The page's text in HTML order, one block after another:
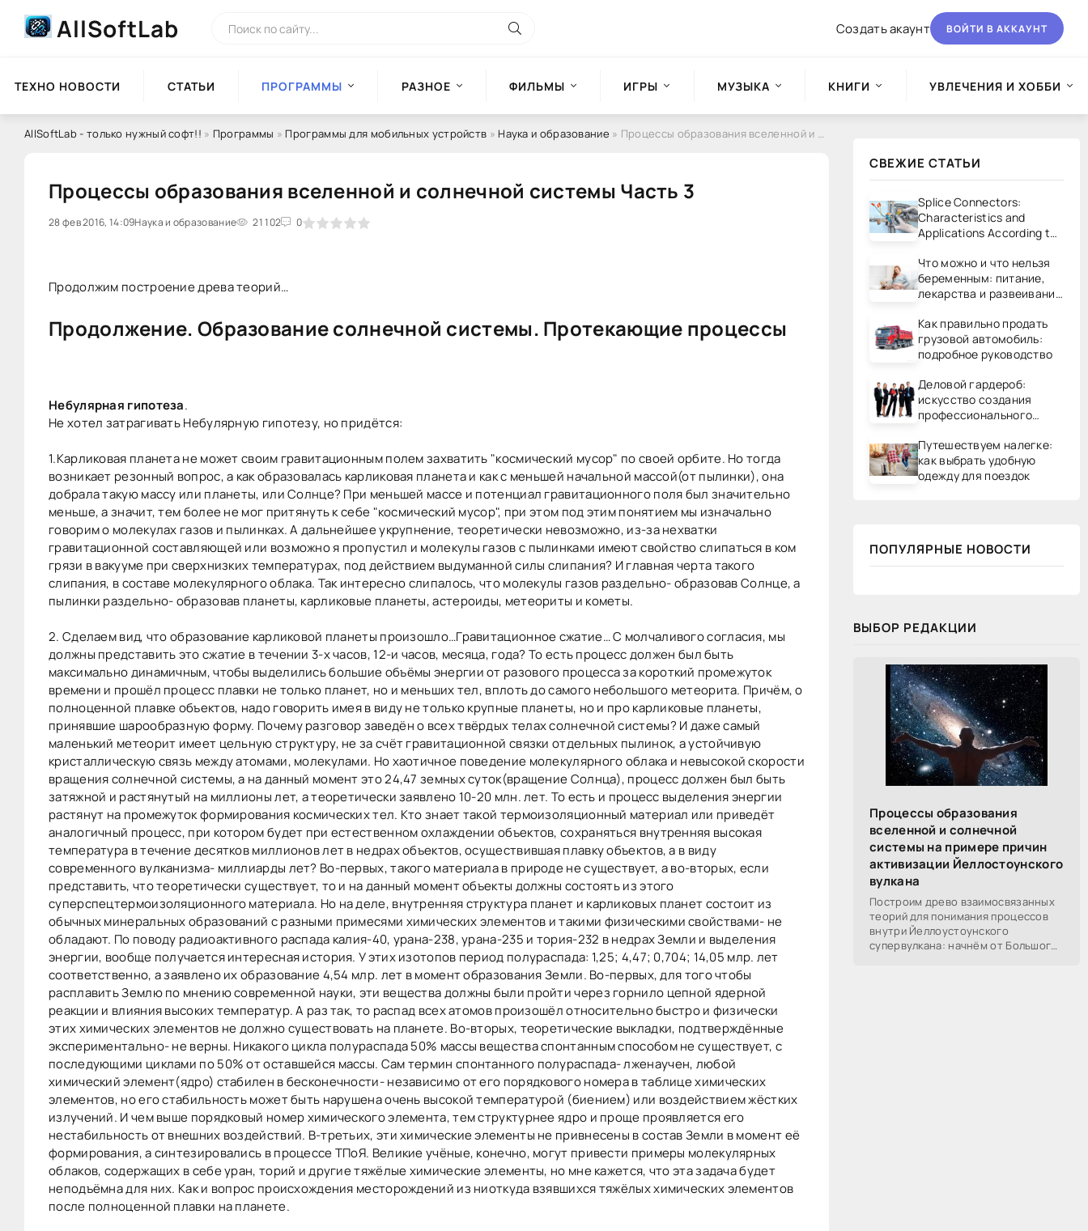
AllSoftLab Создать акаунт ВОЙТИ В АККАУНТ
ТЕХНО НОВОСТИ СТАТЬИ ПРОГРАММЫ РАЗНОЕ ФИЛЬМЫ ИГРЫ МУЗЫКА КНИГИ УВЛЕЧЕНИЯ И ХОББИ
AllSoftLab - только нужный софт!! » Программы » Программы для мобильных устройств » Наука и образование » Процессы образования вселенной и солнечной системы Часть 3
Процессы образования вселенной и солнечной системы Часть 3
28 фев 2016, 14:09Наука и образование 21 102 0
0 1 2 3 4 5
Продолжим построение древа теорий…
Продолжение. Образование солнечной системы. Протекающие процессы
Небулярная гипотеза.
Не хотел затрагивать Небулярную гипотезу, но придётся:
1.Карликовая планета не может своим гравитационным полем захватить "космический мусор" по своей орбите. Но тогда
возникает резонный вопрос, а как образовалась карликовая планета и как с меньшей начальной массой(от пылинки), она
добрала такую массу или планеты, или Солнце? При меньшей массе и потенциал гравитационного поля был значительно
меньше, а значит, тем более не мог притянуть к себе "космический мусор", при этом под этим понятием мы изначально
говорим о молекулах газов и пылинках. А дальнейшее укрупнение, теоретически невозможно, из-за нехватки
гравитационной составляющей или возможно я пропустил и молекулы газов с пылинками имеют свойство слипаться в ком
грязи в вакууме при сверхнизких температурах, под действием выдуманной силы слипания? И главная черта такого
слипания, в составе молекулярного облака. Так интересно слипалось, что молекулы газов раздельно- образовав Солнце, а
пылинки раздельно- образовав планеты, карликовые планеты, астероиды, метеориты и кометы.
2. Сделаем вид, что образование карликовой планеты произошло…Гравитационное сжатие… С молчаливого согласия, мы
должны представить это сжатие в течении 3-х часов, 12-и часов, месяца, года? То есть процесс должен был быть
максимально динамичным, чтобы выделились большие объёмы энергии от разового процесса за короткий промежуток
времени и прошёл процесс плавки не только планет, но и меньших тел, вплоть до самого небольшого метеорита. Причём, о
полноценной плавке объектов, надо говорить имея в виду не только крупные планеты, но и про карликовые планеты,
принявшие шарообразную форму. Почему разговор заведён о всех твёрдых телах солнечной системы? И даже самый
маленький метеорит имеет цельную структуру, не за счёт гравитационной связки отдельных пылинок, а устойчивую
кристаллическую связь между атомами, молекулами. Но хаотичное поведение молекулярного облака и невысокой скорости
вращения солнечной системы, а на данный момент это 24,47 земных суток(вращение Солнца), процесс должен был быть
затяжной и растянутый на миллионы лет, а теоретически заявлено 10-20 млн. лет. То есть и процесс выделения энергии
растянут на промежуток формирования космических тел. Кто знает такой термоизоляционный материал или приведёт
аналогичный процесс, при котором будет при естественном охлаждении объектов, сохраняться внутренняя высокая
температура в течение десятков миллионов лет в недрах объектов, осуществившая плавку объектов, а в виду
современного вулканизма- миллиарды лет? Во-первых, такого материала в природе не существует, а во-вторых, если
представить, что теоретически существует, то и на данный момент объекты должны состоять из этого
суперспецтермоизоляционного материала. Но на деле, внутренняя структура планет и карликовых планет состоит из
обычных минеральных образований с разными примесями химических элементов и такими физическими свойствами- не
обладают. По поводу радиоактивного распада калия-40, урана-238, урана-235 и тория-232 в недрах Земли и выделения
энергии, вообще получается интересная история. У этих изотопов период полураспада: 1,25; 4,47; 0,704; 14,05 млр. лет
соответственно, а заявлено их образование 4,54 млр. лет в момент образования Земли. Во-первых, для того чтобы
расплавить Землю по мнению современной науки, эти вещества должны были пройти через горнило цепной ядерной
реакции и влияния высоких температур. А раз так, то распад всех атомов произошёл относительно быстро и физически
этих химических элементов не должно существовать на планете. Во-вторых, теоретические выкладки, подтверждённые
экспериментально- не верны. Никакого цикла полураспада 50% массы вещества спонтанным способом не существует, с
последующими циклами по 50% от оставшейся массы. Сам термин спонтанного полураспада- лженаучен, любой
химический элемент(ядро) стабилен в бесконечности- независимо от его порядкового номера в таблице химических
элементов, но его стабильность может быть нарушена очень высокой температурой (биением) или воздействием жёстких
излучений. И чем выше порядковый номер химического элемента, тем структурнее ядро и проще проявляется его
нестабильность от внешних воздействий. В-третьих, эти химические элементы не привнесены в состав Земли в момент её
формирования, а синтезировались в процессе ТПоЯ. Великие учёные, конечно, могут привести примеры молекулярных
облаков, содержащих в себе уран, торий и другие тяжёлые химические элементы, но мне кажется, что эта задача будет
неподъёмна для них. Как и вопрос происхождения месторождений из ниоткуда взявшихся тяжёлых химических элементов
после полноценной плавки на планете.
СВЕЖИЕ СТАТЬИ
Splice Connectors:
Characteristics and
Applications According to
Что можно и что нельзя
беременным: питание,
лекарства и развеивание
Как правильно продать
грузовой автомобиль:
подробное руководство
Деловой гардероб:
искусство создания
профессионального
Путешествуем налегке:
как выбрать удобную
одежду для поездок
ПОПУЛЯРНЫЕ НОВОСТИ
ВЫБОР РЕДАКЦИИ
Процессы образования
вселенной и солнечной
системы на примере причин
активизации Йеллостоунского
вулкана
Построим древо взаимосвязанных
теорий для понимания процессов
внутри Йеллоустоунского
супервулкана: начнём от Большого